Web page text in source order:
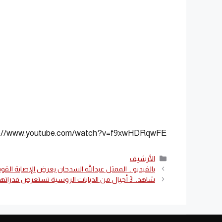
www.youtube.com/watch?v=f9xwHDRqwFE
التصنيفات
الأرشيف
بالفيديو .. الممثل عبدالله السدحان يعرض الإصابة
شاهد.. 3 أجيال من الدبابات الروسية تستعرض قدراتها في “الرقص الواحد”